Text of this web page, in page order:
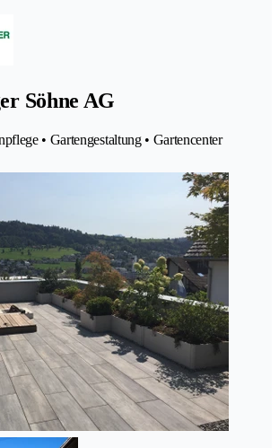
Söhne AG
• Gartengestaltung • Gartencenter